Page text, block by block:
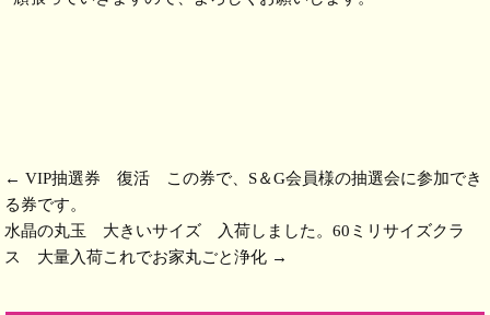
←VIP抽選券 復活 この券で、S＆G会員様の抽選会に参加でき
る券です。
水晶の丸玉 大きいサイズ 入荷しました。60ミリサイズクラ
ス 大量入荷これでお家丸ごと浄化 →